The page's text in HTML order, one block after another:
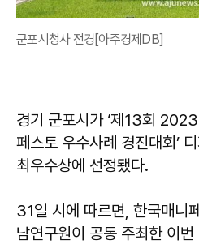
군포시청사 전경[아주경제DB]
경기 군포시가 ‘제13회
페스토 우수사례 경진대회’
최우수상에 선정됐다.
31일 시에 따르면, 한국매니
남연구원이 공동 주최한 이